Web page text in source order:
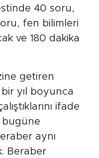
40 soru,
fen bilimleri
ve 180 dakika
getiren
yıl boyunca
ifade
bugüne
aynı
Beraber